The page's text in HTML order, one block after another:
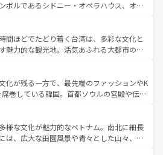
の多様性と豊かな歴史を感じることができ
タイルだ。 なお、新着のアメリカ
ツ一覧を参照してほしい。
ラルドグリーンに輝く海をはじめ、豊かな
の心で訪れる人々を迎えてくれるハワイの
ローカルフードやハワイアンミュージッ
ラダンスなど、すべてがハワイの魅力を彩
しい。 なお、新着のハワイ情報
覧を参照してほしい。
ボルであるシドニー・オペラハウス、オー
陸中央部にそびえるウルル（エアーズロッ
アの美しい原生林やケアンズの熱帯雨林な
たくさん。また、カフェやワイン、オージ
ビティも充実しており、サーフィンやダイ
ングなど、アウトドア好きにはたまらな
リアの多彩な魅力を存分に味わいつくそ
間ほどでたどり着く台湾は、多彩な文化と
魅力的な観光地。活気あふれる大都市の台
山岳地帯である台湾東部など、都市の喧騒
が共存しており、訪れる人に新しい発見と
てくれる。また、奥深い台湾の食文化も魅
判のスイーツなど、バラエティ豊かな料理
が味わえる。 なお、新着の台湾情報は コンテンツ一覧を参
化が残る一方で、最先端のファッションやK
巻している韓国。首都ソウルの宮殿や伝統
延ばせば四季折々の自然美を楽しむことが
、キムチや焼肉、絶品のストリートフード
な韓国料理が待っている。夜には、韓国な
様な文化が魅力的なベトナム。南北に細長
は、広大な田園風景や青々とした山々、世